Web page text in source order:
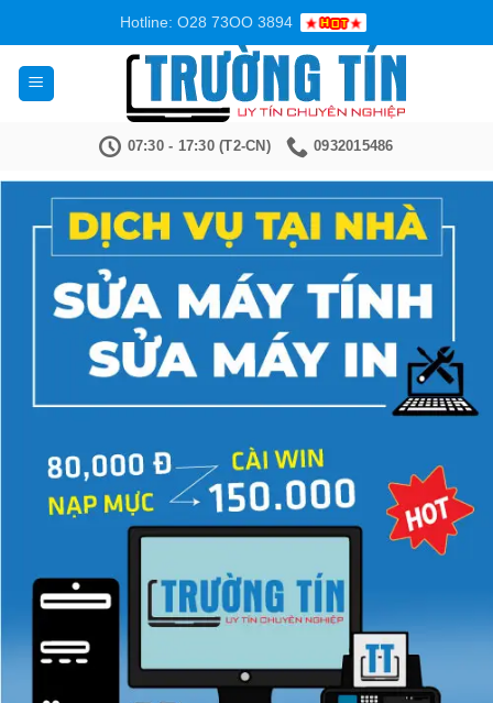
nội
dung
Hotline: O28 73OO 3894
07:30 - 17:30 (T2-CN) 0932015486